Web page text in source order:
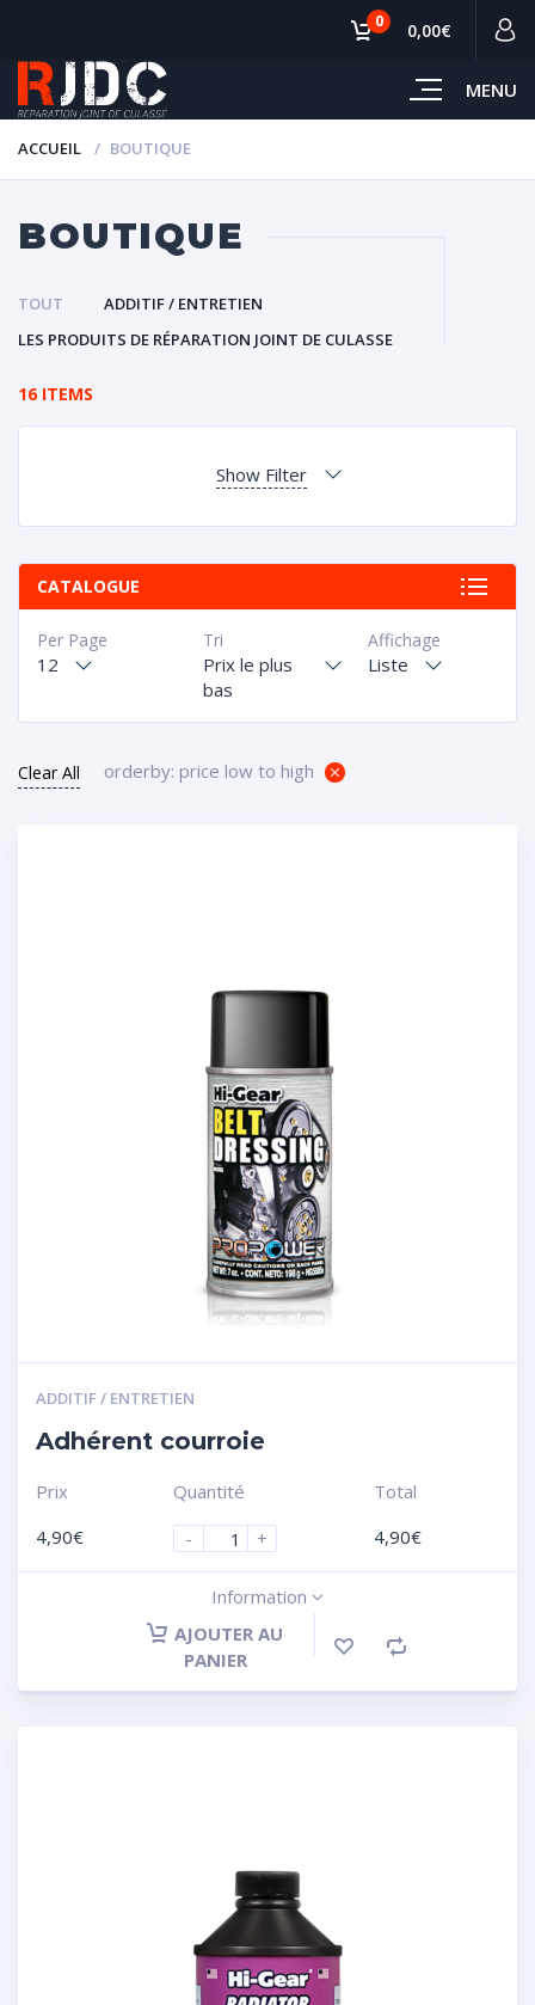
MENU
0 0,00€
ACCUEIL BOUTIQUE
BOUTIQUE
TOUT
ADDITIF / ENTRETIEN
LES PRODUITS DE RÉPARATION JOINT DE CULASSE
16 ITEMS
Show Filter
CATALOGUE
Affichage
Liste
Tri
Prix le plus
bas
Per Page
12
Clear All orderby: price low to high
ADDITIF / ENTRETIEN
Adhérent courroie
Prix
4,90€
Quantité
-
+
Total
4,90€
Information
AJOUTER AU
PANIER